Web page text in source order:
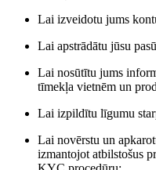
Lai izveidotu jums
Lai apstrādātu jūsu
Lai nosūtītu jums
tīmekļa vietnēm un
Lai izpildītu līgumu
Lai novērstu un
izmantojot atbilstošus